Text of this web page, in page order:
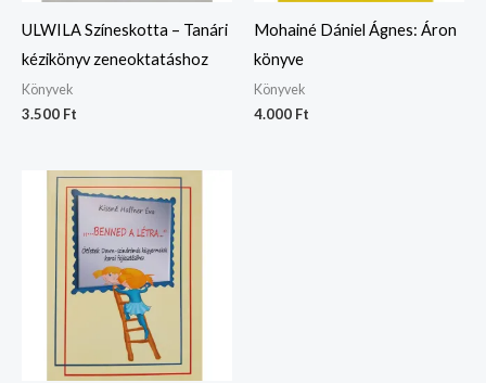
ULWILA Színeskotta – Tanári
kézikönyv zeneoktatáshoz
Könyvek
3.500 Ft
Mohainé Dániel Ágnes: Áron
könyve
Könyvek
4.000 Ft